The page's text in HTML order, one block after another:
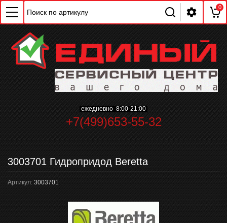
0
ежедневно 8:00-21:00
+7(499)653-55-32
3003701 Гидропридод Beretta
Артикул: 3003701
ChatApp
online
Мессенджеры
мессенджер!